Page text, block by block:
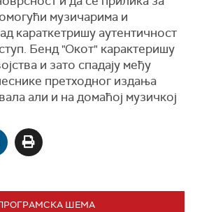
музичарима и
караткетришу аутентичност
Бенд "Окот" карактеришу
и зато спадају међу
претходног издања
али и на домаћој музичкој
ШЕМА